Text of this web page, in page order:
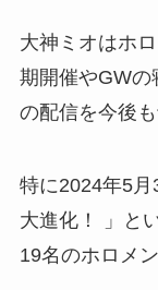
大神ミオはホ
期開催やGWの
の配信を今後
特に2024年5
大進化！ 」と
19名のホロメ